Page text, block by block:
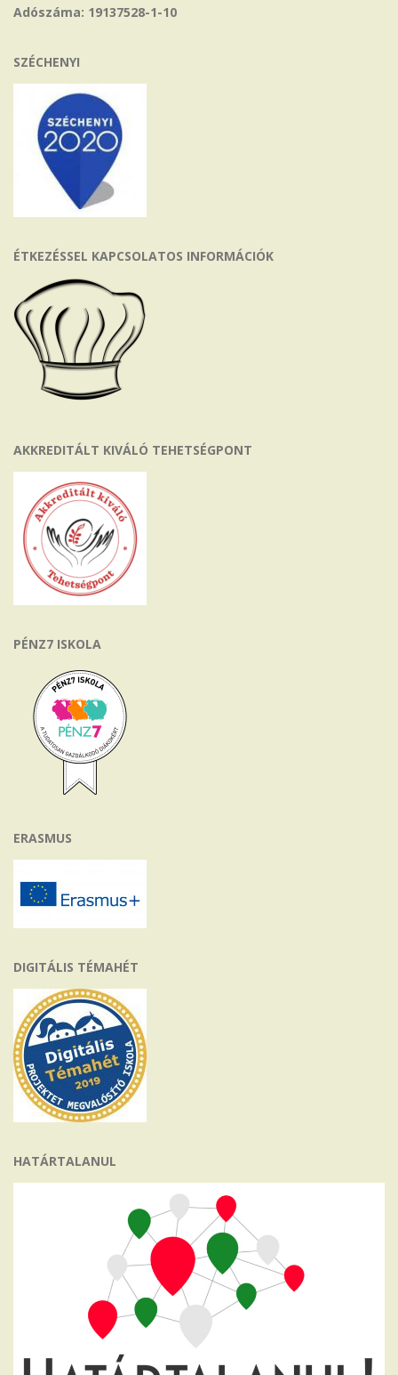
Adószáma: 19137528-1-10
SZÉCHENYI
ÉTKEZÉSSEL KAPCSOLATOS INFORMÁCIÓK
AKKREDITÁLT KIVÁLÓ TEHETSÉGPONT
PÉNZ7 ISKOLA
ERASMUS
DIGITÁLIS TÉMAHÉT
HATÁRTALANUL